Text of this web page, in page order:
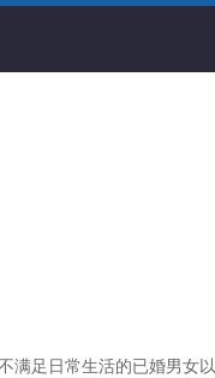
满足日常生活的已婚男女以